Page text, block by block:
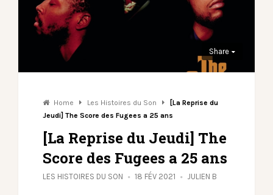
Share
Home Les Histoires du Son
[La Reprise du
Jeudi] The Score des Fugees a 25 ans
[La Reprise du Jeudi] The
Score des Fugees a 25 ans
LES HISTOIRES DU SON 18 FÉV 2021 JULIEN B